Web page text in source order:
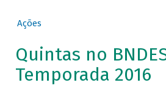
Ações
Quintas no
Temporada 2016